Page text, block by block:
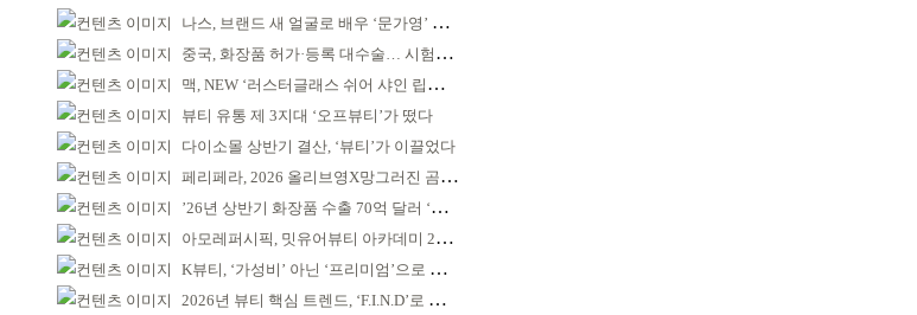
나스, 브랜드 새 얼굴로 배우 ‘문가영’ 발탁
중국, 화장품 허가·등록 대수술… 시험자료 공용 허용
맥, NEW ‘러스터글래스 쉬어 샤인 립스틱’ 출시
뷰티 유통 제 3지대 ‘오프뷰티’가 떴다
다이소몰 상반기 결산, ‘뷰티’가 이끌었다
페리페라, 2026 올리브영X망그러진 곰 콜라보
’26년 상반기 화장품 수출 70억 달러 ‘역대 최고’
아모레퍼시픽, 밋유어뷰티 아카데미 2기 발대식
K뷰티, ‘가성비’ 아닌 ‘프리미엄’으로 승부걸어야
2026년 뷰티 핵심 트렌드, ‘F.I.N.D’로 읽는다